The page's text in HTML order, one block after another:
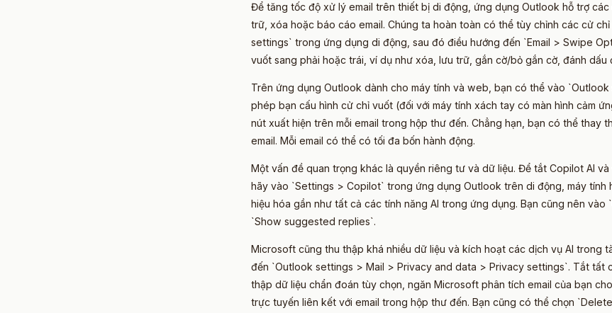
Để tăng tốc độ xử lý email trên thiết bị di động, ứng dụng Outlook hỗ trợ
trữ, xóa hoặc báo cáo email. Chúng ta hoàn toàn có thể tùy chỉnh các cử
settings` trong ứng dụng di động, sau đó điều hướng đến `Email > Swipe
vuốt sang phải hoặc trái, ví dụ như xóa, lưu trữ, gắn cờ/bỏ gắn cờ, đánh
Trên ứng dụng Outlook dành cho máy tính và web, bạn có thể vào
phép bạn cấu hình cử chỉ vuốt (đối với máy tính xách tay có màn hình cảm
nút xuất hiện trên mỗi email trong hộp thư đến. Chẳng hạn, bạn có thể thay
email. Mỗi email có thể có tối đa bốn hành động.
Một vấn đề quan trọng khác là quyền riêng tư và dữ liệu. Để tắt Copilot AI
hãy vào `Settings > Copilot` trong ứng dụng Outlook trên di động, máy
hiệu hóa gần như tất cả các tính năng AI trong ứng dụng. Bạn cũng nên
`Show suggested replies`.
Microsoft cũng thu thập khá nhiều dữ liệu và kích hoạt các dịch vụ AI trong
đến `Outlook settings > Mail > Privacy and data > Privacy settings`. Tắt tất
thập dữ liệu chẩn đoán tùy chọn, ngăn Microsoft phân tích email của bạn
trực tuyến liên kết với email trong hộp thư đến. Bạn cũng có thể chọn